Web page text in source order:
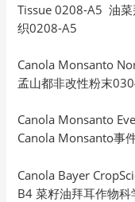
Tissue 0208-A5 油菜
织0208-A5
Canola Monsanto
孟山都非改性粉末
Canola Monsanto
Canola Monsanto事
Canola Bayer
B4 菜籽油拜耳作物